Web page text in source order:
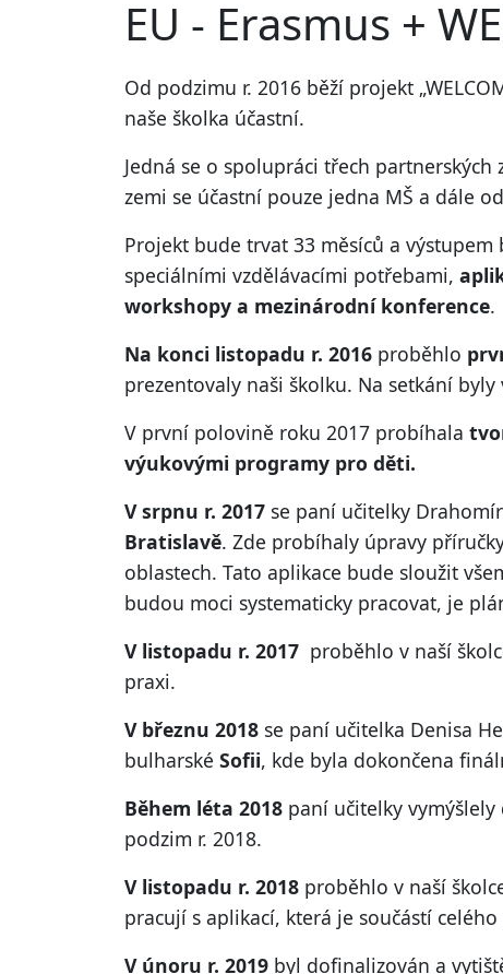
EU - Erasmus +
Od podzimu r. 2016 běží projekt
naše školka účastní.
Jedná se o spolupráci třech partnerských
zemi se účastní pouze jedna MŠ a dále
Projekt bude trvat 33 měsíců a výstupem
speciálními vzdělávacími potřebami,
workshopy a mezinárodní konference.
Na konci listopadu r. 2016 proběhlo
prezentovaly naši školku. Na setkání
V první polovině roku 2017 probíhala
výukovými programy pro děti.
V srpnu r. 2017 se paní učitelky
Bratislavě. Zde probíhaly úpravy
oblastech. Tato aplikace bude sloužit
budou moci systematicky pracovat, je
V listopadu r. 2017 proběhlo v naší
praxi.
V březnu 2018 se paní učitelka Denisa
bulharské Sofii, kde byla dokončena
Během léta 2018 paní učitelky
podzim r. 2018.
V listopadu r. 2018 proběhlo v naší
pracují s aplikací, která je součástí
V únoru r. 2019 byl dofinalizován a